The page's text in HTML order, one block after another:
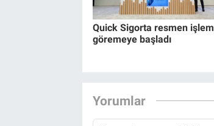
Quick Sigorta resmen işlem
göremeye başladı
Yorumlar